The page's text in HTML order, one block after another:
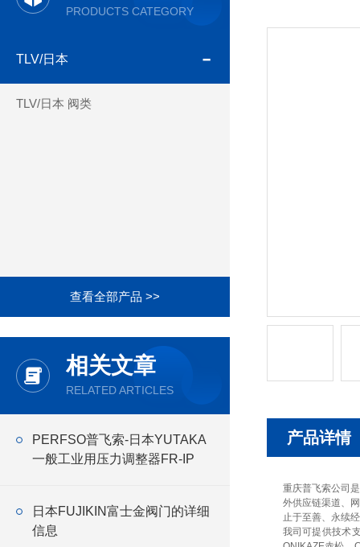
PRODUCTS CATEGORY
TLV/日本
TLV/日本 阀类
查看全部产品 >>
相关文章
RELATED ARTICLES
PERFSO普飞索-日本YUTAKA
一般工业用压力调整器FR-IP
日本FUJIKIN富士金阀门的详细
信息
产品详情
重庆普飞索公司
外供应链渠道、
止于至善、永续
我司可提供技术